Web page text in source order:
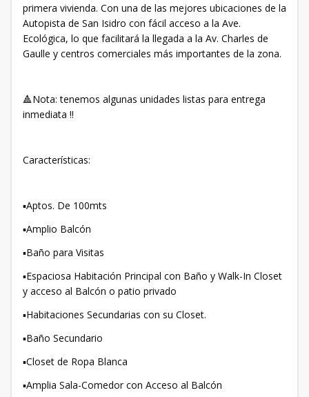
primera vivienda. Con una de las mejores ubicaciones de la
Autopista de San Isidro con fácil acceso a la Ave.
Ecológica, lo que facilitará la llegada a la Av. Charles de
Gaulle y centros comerciales más importantes de la zona.
🔺Nota: tenemos algunas unidades listas para entrega
inmediata ‼️
Características:
▪️Aptos. De 100mts
▪️Amplio Balcón
▪️Baño para Visitas
▪️Espaciosa Habitación Principal con Baño y Walk-In Closet
y acceso al Balcón o patio privado
▪️Habitaciones Secundarias con su Closet.
▪️Baño Secundario
▪️Closet de Ropa Blanca
▪️Amplia Sala-Comedor con Acceso al Balcón